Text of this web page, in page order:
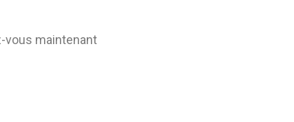
vous maintenant